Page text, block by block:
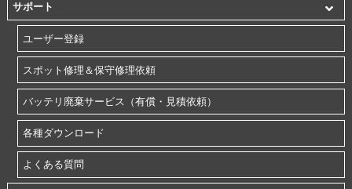
サポート
ユーザー登録
スポット修理＆保守修理依頼
バッテリ廃棄サービス（有償・見積依頼）
各種ダウンロード
よくある質問